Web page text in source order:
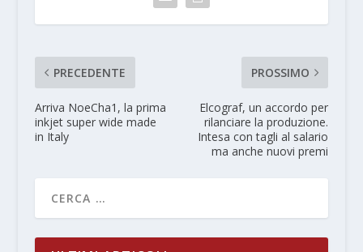
PRECEDENTE
Arriva NoeCha1, la prima
inkjet super wide made
in Italy
PROSSIMO
Elcograf, un accordo per
rilanciare la produzione.
Intesa con tagli al salario
ma anche nuovi premi